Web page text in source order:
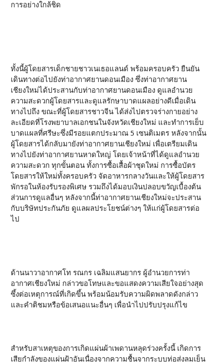
การอย่างใกล้ชิด
ทั้งนี้ผู้โดยสารเด็กชายชาวเนเธอแลนด์ พร้อมครอบครัว ยืนยัน
เดินทางต่อไปยังท่าอากาศยานดอนเมือง ซึ่งท่าอากาศยาน
เชียงใหม่ได้ประสานกับท่าอากาศยานดอนเมือง ดูแลอำนวย
ความสะดวกผู้โดยสารและดูแลรักษาบาดแผลอย่างดีเมื่อเดิน
ทางไปถึง ขณะที่ผู้โดยสารชาวจีน ได้ส่งไปตรวจร่างกายอย่าง
ละเอียดที่โรงพยาบาลเอกชนในจังหวัดเชียงใหม่ และทำการเย็บ
บาดแผลที่ศรีษะซึ่งมีรอยแตกประมาณ 5 เซนติเมตร หลังจากนั้น
ผู้โดยสารได้กลับมายังท่าอากาศยานเชียงใหม่ เพื่อเตรียมเดิน
ทางไปยังท่าอากาศยานหาดใหญ่ โดยเจ้าหน้าที่ได้ดูแลอำนวย
ความสะดวก ทุกขั้นตอน ทั้งการซื้อเสื้อผ้าชุดใหม่ การซื้อบัตร
โดยสารให้ใหม่ทั้งครอบครัว จัดอาหารกลางวันและให้ผู้โดยสาร
พักรอในห้องรับรองพิเศษ รวมถึงได้มอบเงินปลอบขวัญเบื้องต้น
ส่วนการดูแลอื่นๆ หลังจากนี้ท่าอากาศยานเชียงใหม่จะประสาน
กับบริษัทประกันภัย ดูแลผลประโยชน์ต่างๆ ให้แก่ผู้โดยสารต่อ
ไป
ด้านนาวาอากาศโท รณกร เฉลิมแสนยากร ผู้อำนวยการท่า
อากาศเชียงใหม่ กล่าวขอโทษและขอแสดงความเสียใจอย่างสุด
ซึ้งต่อเหตุการณ์ที่เกิดขึ้น พร้อมน้อมรับความผิดพลาดดังกล่าว
และคำติชมหรือข้อเสนอแนะอื่นๆ เพื่อนำไปปรับปรุงแก้ไข
สำหรับสาเหตุของการเกิดแผ่นผ้าเพดานหลุดร่วงครั้งนี้ เกิดการ
เสียกำลังของแผ่นฝ้าอันเนื่องจากความชื้นจากระบบท่อส่งลมเย็น